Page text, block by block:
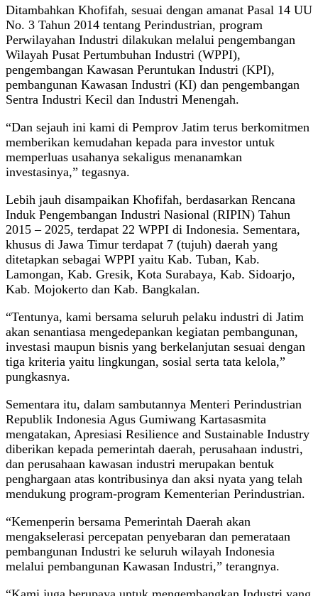
Ditambahkan Khofifah, sesuai dengan amanat Pasal 14 UU
No. 3 Tahun 2014 tentang Perindustrian, program
Perwilayahan Industri dilakukan melalui pengembangan
Wilayah Pusat Pertumbuhan Industri (WPPI),
pengembangan Kawasan Peruntukan Industri (KPI),
pembangunan Kawasan Industri (KI) dan pengembangan
Sentra Industri Kecil dan Industri Menengah.
“Dan sejauh ini kami di Pemprov Jatim terus berkomitmen
memberikan kemudahan kepada para investor untuk
memperluas usahanya sekaligus menanamkan
investasinya,” tegasnya.
Lebih jauh disampaikan Khofifah, berdasarkan Rencana
Induk Pengembangan Industri Nasional (RIPIN) Tahun
2015 – 2025, terdapat 22 WPPI di Indonesia. Sementara,
khusus di Jawa Timur terdapat 7 (tujuh) daerah yang
ditetapkan sebagai WPPI yaitu Kab. Tuban, Kab.
Lamongan, Kab. Gresik, Kota Surabaya, Kab. Sidoarjo,
Kab. Mojokerto dan Kab. Bangkalan.
“Tentunya, kami bersama seluruh pelaku industri di Jatim
akan senantiasa mengedepankan kegiatan pembangunan,
investasi maupun bisnis yang berkelanjutan sesuai dengan
tiga kriteria yaitu lingkungan, sosial serta tata kelola,”
pungkasnya.
Sementara itu, dalam sambutannya Menteri Perindustrian
Republik Indonesia Agus Gumiwang Kartasasmita
mengatakan, Apresiasi Resilience and Sustainable Industry
diberikan kepada pemerintah daerah, perusahaan industri,
dan perusahaan kawasan industri merupakan bentuk
penghargaan atas kontribusinya dan aksi nyata yang telah
mendukung program-program Kementerian Perindustrian.
“Kemenperin bersama Pemerintah Daerah akan
mengakselerasi percepatan penyebaran dan pemerataan
pembangunan Industri ke seluruh wilayah Indonesia
melalui pembangunan Kawasan Industri,” terangnya.